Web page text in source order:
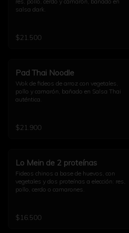
salsa dark.
$21.500
Pad Thai Noodle
Wok de fideos de arroz con vegetales,
pollo y camarón, bañado en Salsa Thai
auténtica.
$21.900
Lo Mein de 2 proteínas
Fideos chinos a base de huevos, con
vegetales y dos proteínas a elección: res,
pollo, cerdo o camarones.
$16.500